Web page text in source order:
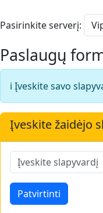
Pasirinkite serverį:
Paslaugų
ℹ️ Įveskite savo
Įveskite žaidėjo
Patvirtinti